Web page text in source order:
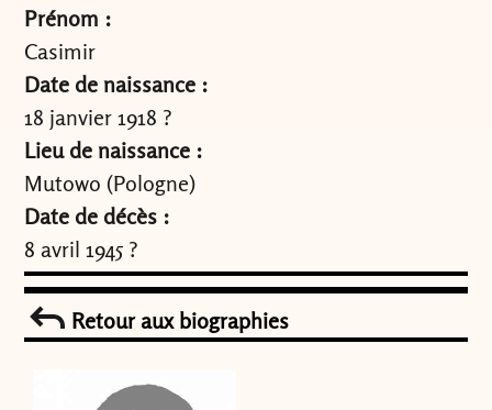
Prénom :
Casimir
Date de naissance :
18 janvier 1918 ?
Lieu de naissance :
Mutowo (Pologne)
Date de décès :
8 avril 1945 ?
Retour aux biographies